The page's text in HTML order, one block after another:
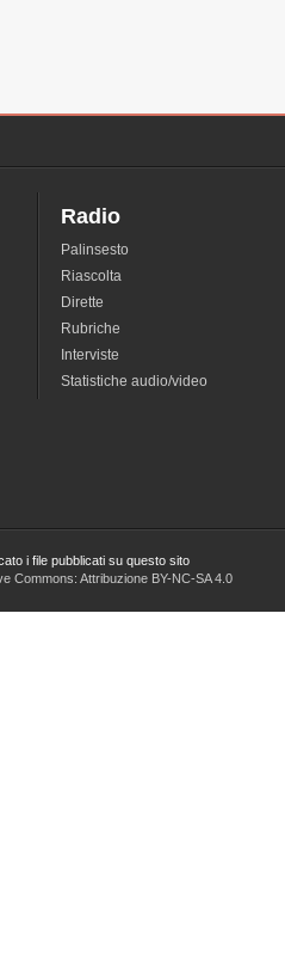
Radio
Palinsesto
Riascolta
Dirette
Rubriche
Interviste
Statistiche audio/video
i file pubblicati su questo sito
Commons: Attribuzione BY-NC-SA 4.0